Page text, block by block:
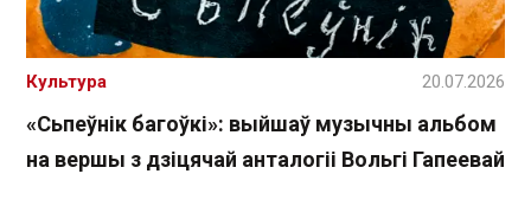
«Сьпеўнік багоўкі»: выйшаў музычны альбом
на вершы з дзіцячай анталогіі Вольгі Гапеевай
Культура 20.07.2026